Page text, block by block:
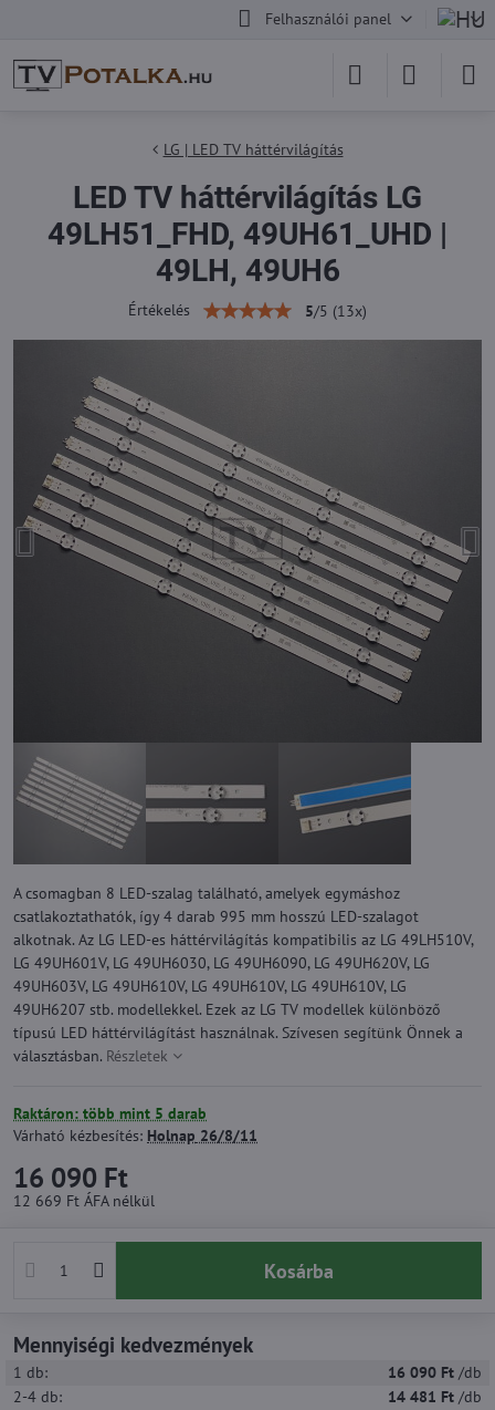
Felhasználói panel
LG | LED TV háttérvilágítás
LED TV háttérvilágítás LG
49LH51_FHD, 49UH61_UHD |
49LH, 49UH6
Értékelés 5/5 (13x)
A csomagban 8 LED-szalag található, amelyek egymáshoz
csatlakoztathatók, így 4 darab 995 mm hosszú LED-szalagot
alkotnak. Az LG LED-es háttérvilágítás kompatibilis az LG 49LH510V,
LG 49UH601V, LG 49UH6030, LG 49UH6090, LG 49UH620V, LG
49UH603V, LG 49UH610V, LG 49UH610V, LG 49UH610V, LG
49UH6207 stb. modellekkel. Ezek az LG TV modellek különböző
típusú LED háttérvilágítást használnak. Szívesen segítünk Önnek a
választásban. Részletek
Raktáron: több mint 5 darab
Várható kézbesítés: Holnap 26/8/11
16 090 Ft
12 669 Ft ÁFA nélkül
Kosárba
Mennyiségi kedvezmények
1 db: 16 090 Ft /db
2-4 db: 14 481 Ft /db